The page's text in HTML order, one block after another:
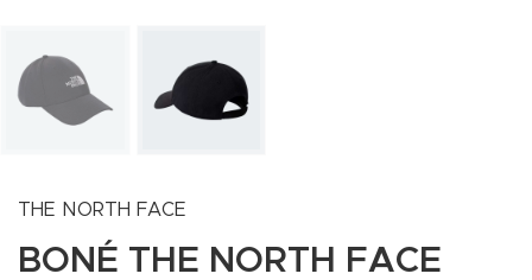
THE NORTH FACE
BONÉ THE NORTH FACE